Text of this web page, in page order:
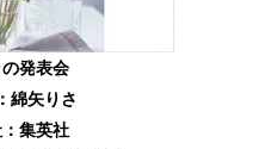
発表会
矢りさ
集英社